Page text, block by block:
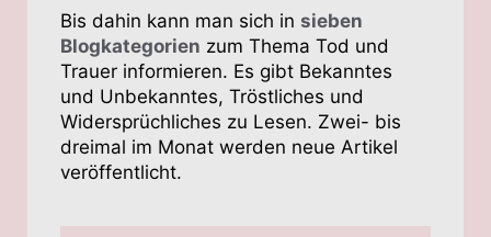
Bis dahin kann man sich in sieben
Blogkategorien zum Thema Tod und
Trauer informieren. Es gibt Bekanntes
und Unbekanntes, Tröstliches und
Widersprüchliches zu Lesen. Zwei- bis
dreimal im Monat werden neue Artikel
veröffentlicht.